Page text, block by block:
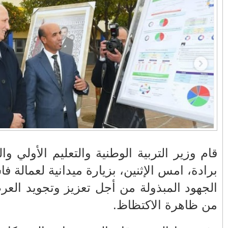
محمد سعد
خلالها على
والحد
في زمن تزداد فيه
حالات العنف ضد
النساء ويغيب فيه أحيانًا
صدى العدالة في
ردهات الم...
وزارة الداخلية؟/أين
الوزير التوفيق؟(فيديو)
بالفيديو .. عاملات
وعمال النقل الحضري
بفاس يعبرون عن
ارتياحهم بعد إنهاء عقد
شركة "سيتي باص"
مناورات "الأسد
الإفريقي 2025" ..
شاهد القاذفة النووية
في تدريب مع ثماني
مقاتلات من نوع F-16
تابعة للقوات الجوية
الملكية المغربية
بالفيديو ..أراد أن
يستفزه بالطائرة
القطرية لكن ترامب
فضحه أمام العالم
بالحجة والدليل
انهيار فاس..هؤلاء
ومآسي العمارات
العشوائية مفتوحة